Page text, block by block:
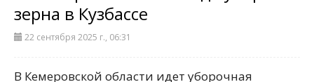
зерна в Кузбассе
22 сентября 2025 г., 06:31
В Кемеровской области идет уборочная